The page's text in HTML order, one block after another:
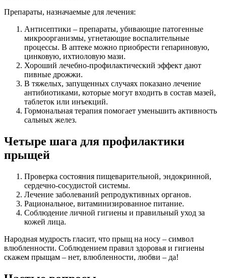
Препараты, назначаемые для лечения:
Антисептики – препараты, убивающие патогенные
микроорганизмы, угнетающие воспалительные
процессы. В аптеке можно приобрести гепариновую,
цинковую, ихтиоловую мази.
Хороший лечебно-профилактический эффект дают
пивные дрожжи.
В тяжелых, запущенных случаях показано лечение
антибиотиками, которые могут входить в состав мазей,
таблеток или инъекций.
Гормональная терапия помогает уменьшить активность
сальных желез.
Четыре шага для профилактики
прыщей
Проверка состояния пищеварительной, эндокринной,
сердечно-сосудистой системы.
Лечение заболеваний репродуктивных органов.
Рациональное, витаминизированное питание.
Соблюдение личной гигиены и правильный уход за
кожей лица.
Народная мудрость гласит, что прыщ на носу – символ
влюбленности. Соблюдением правил здоровья и гигиены
скажем прыщам – нет, влюбленности, любви – да!